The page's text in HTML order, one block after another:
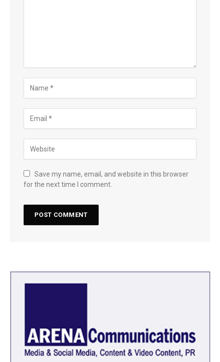
Save my name, email, and website in this browser
for the next time I comment.